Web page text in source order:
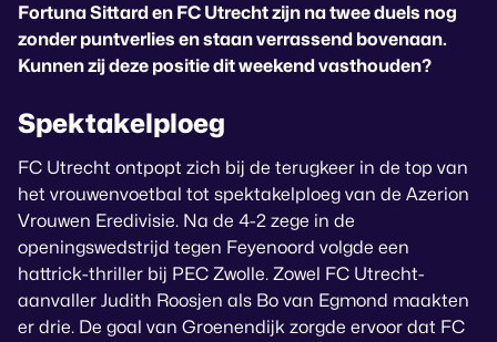
Fortuna Sittard en FC Utrecht zijn na twee duels nog
zonder puntverlies en staan verrassend bovenaan.
Kunnen zij deze positie dit weekend vasthouden?
Spektakelploeg
FC Utrecht ontpopt zich bij de terugkeer in de top van
het vrouwenvoetbal tot spektakelploeg van de Azerion
Vrouwen Eredivisie. Na de 4-2 zege in de
openingswedstrijd tegen Feyenoord volgde een
hattrick-thriller bij PEC Zwolle. Zowel FC Utrecht-
aanvaller Judith Roosjen als Bo van Egmond maakten
er drie. De goal van Groenendijk zorgde ervoor dat FC